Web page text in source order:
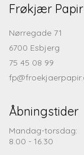
Frøkjær Papir
Nørregade 71
6700 Esbjerg
75 45 08 99
Åbningstider
Mandag-torsdag:
8.00 - 16.30